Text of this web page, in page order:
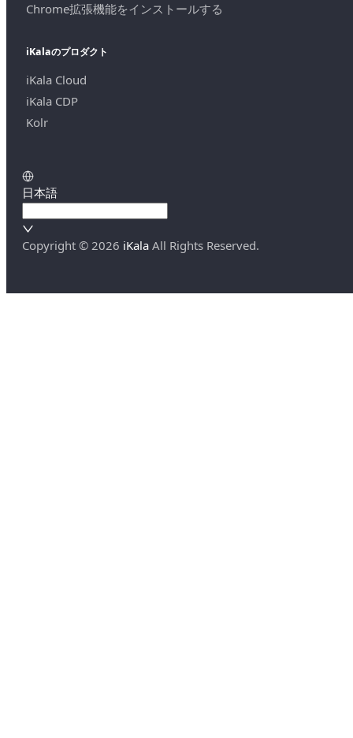
Chrome拡張機能をインストールする
iKalaのプロダクト
iKala Cloud
iKala CDP
Kolr
日本語
Copyright © 2026 iKala All Rights Reserved.